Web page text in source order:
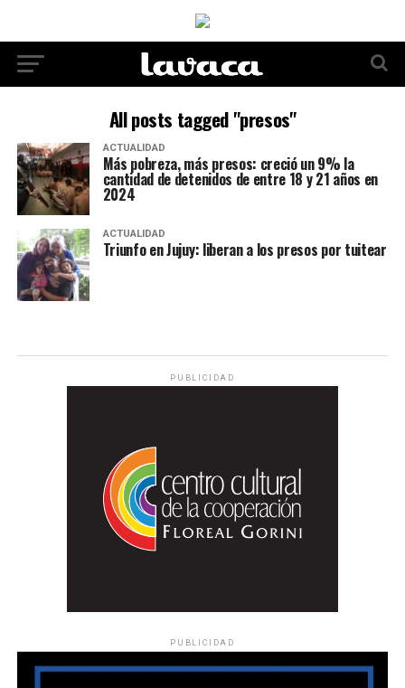
All posts tagged "presos"
ACTUALIDAD
Más pobreza, más presos: creció un 9% la
cantidad de detenidos de entre 18 y 21 años en
2024
ACTUALIDAD
Triunfo en Jujuy: liberan a los presos por tuitear
PUBLICIDAD
PUBLICIDAD